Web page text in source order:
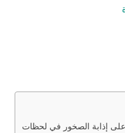
على إذابة الصخور في لحظات